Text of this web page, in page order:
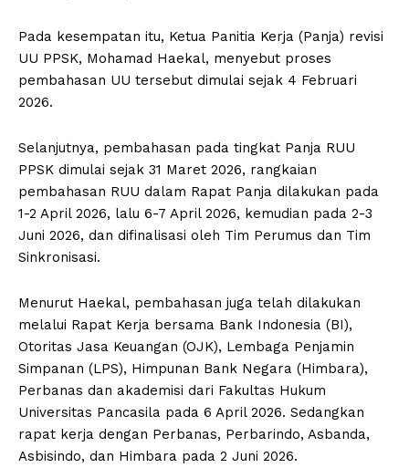
Pada kesempatan itu, Ketua Panitia Kerja (Panja) revisi
UU PPSK, Mohamad Haekal, menyebut proses
pembahasan UU tersebut dimulai sejak 4 Februari
2026.
Selanjutnya, pembahasan pada tingkat Panja RUU
PPSK dimulai sejak 31 Maret 2026, rangkaian
pembahasan RUU dalam Rapat Panja dilakukan pada
1-2 April 2026, lalu 6-7 April 2026, kemudian pada 2-3
Juni 2026, dan difinalisasi oleh Tim Perumus dan Tim
Sinkronisasi.
Menurut Haekal, pembahasan juga telah dilakukan
melalui Rapat Kerja bersama Bank Indonesia (BI),
Otoritas Jasa Keuangan (OJK), Lembaga Penjamin
Simpanan (LPS), Himpunan Bank Negara (Himbara),
Perbanas dan akademisi dari Fakultas Hukum
Universitas Pancasila pada 6 April 2026. Sedangkan
rapat kerja dengan Perbanas, Perbarindo, Asbanda,
Asbisindo, dan Himbara pada 2 Juni 2026.